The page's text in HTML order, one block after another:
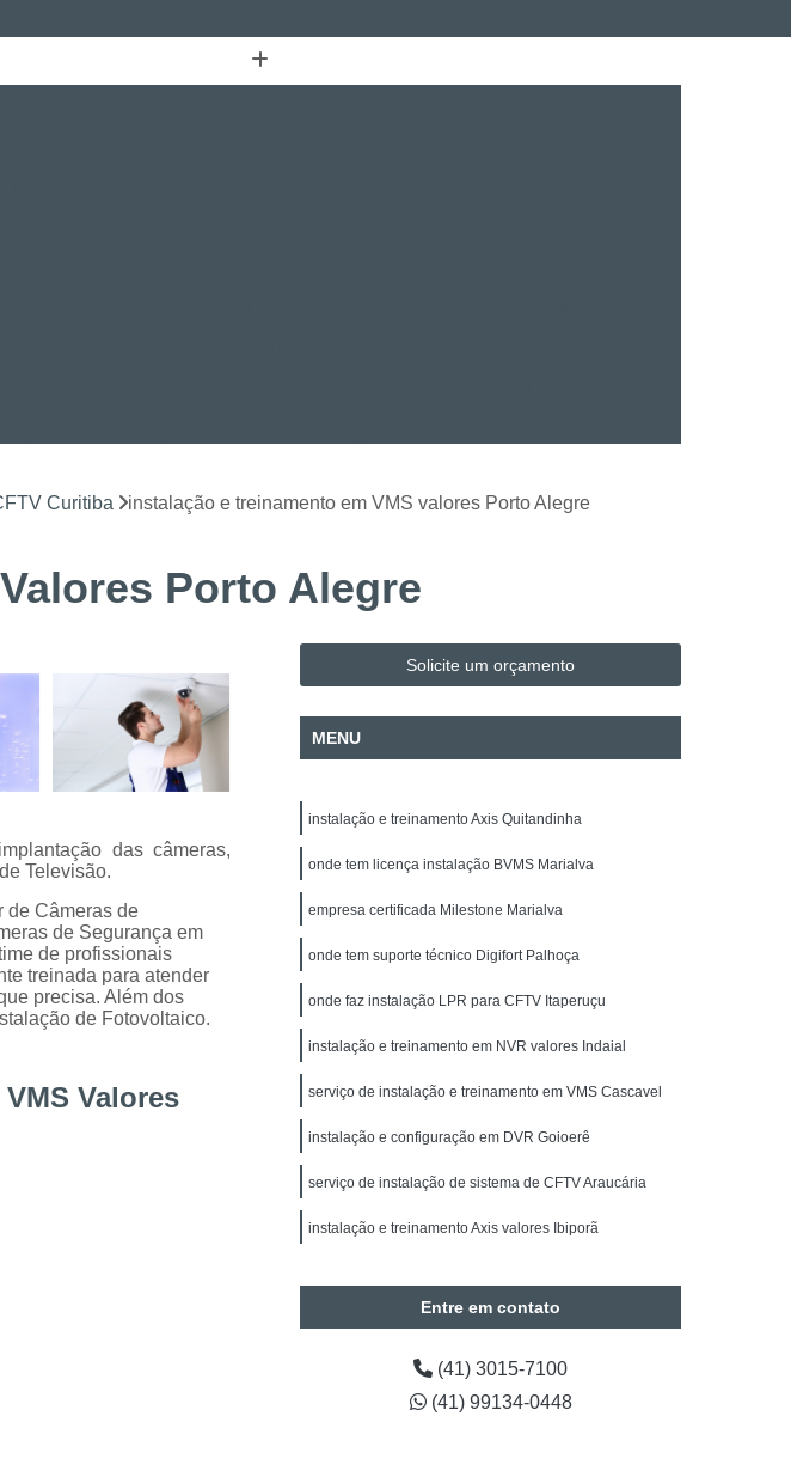
para CFTV
Licença Instalação BVMS
Licenças Instalação Digifort
Incêndio BOSCH Curitiba
Alarme de Incêndio BOSCH Paraná
Instalação e Configuração de Sistema de Automação
Manutenção de Bis BOSCH
Instalação e Manutenção de Cancela
e Manutenção de Catracas
Instalação e Manutenção de Commbox
de Sistema de Controle de Acesso
Instalação de Fotovoltaico
de Aterramento
Instalação Elétrica
Manutenção de Energia Solar
de Energia Solar Curitiba
Manutenção de Energia Solar Paraná
e Instalação de SPDA
Projeto Elétrico
Projeto SPDA
BOSCH
Alarme de Intrusão DSC
Alarme Fibra Microwave
Empresa de Segurança Eletrônica
Instalação de Sistemas de Alarmes de Intrusão
Manutenção de Segurança Eletrônica Paraná
Instalação de CFTV
Instalação de Câmera de Segurança
Instalação de Câmera de Segurança Paraná
Instalação de Câmeras Intelbras
Instalação de Sistema de Análise de Vídeo
de Sistema para Contagem de Pessoas
Timelapse para Obras
Curitiba instalação e treinamento em VMS valores Porto Alegre
Porto Alegre
das câmeras,
Televisão.
de Câmeras de
de Segurança em
de profissionais
treinada para atender
precisa. Além dos
de Fotovoltaico.
Valores
Solicite um orçamento
MENU
instalação e treinamento Axis Quitandinha
onde tem licença instalação BVMS Marialva
empresa certificada Milestone Marialva
onde tem suporte técnico Digifort Palhoça
onde faz instalação LPR para CFTV Itaperuçu
instalação e treinamento em NVR valores Indaial
serviço de instalação e treinamento em VMS Cascavel
instalação e configuração em DVR Goioerê
serviço de instalação de sistema de CFTV Araucária
instalação e treinamento Axis valores Ibiporã
Entre em contato
(41) 3015-7100
(41) 99134-0448